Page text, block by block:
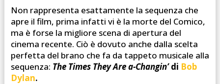
Non rappresenta esattamente la sequenza che
apre il film, prima infatti vi è la morte del Comico,
ma è forse la migliore scena di apertura del
cinema recente. Ciò è dovuto anche dalla scelta
perfetta del brano che fa da tappeto musicale alla
sequenza: The Times They Are a-Changin’di Bob
Dylan.